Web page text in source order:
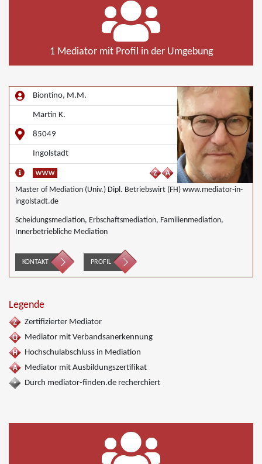
1 Mediator mit Profil in der Umgebung
Biontino, M.M.
Martin K.
85049
Ingolstadt
Master of Mediation (Univ.) Dipl. Betriebswirt (FH) www.mediator-in-
ingolstadt.de
Scheidungsmediation, Erbschaftsmediation, Familienmediation,
Innerbetriebliche Mediation
KONTAKT PROFIL
Legende
Zertifizierter Mediator
Mediator mit Verbandsanerkennung
Hochschulabschluss in Mediation
Mediator mit Ausbildungszertifikat
Durch mediator-finden.de recherchiert